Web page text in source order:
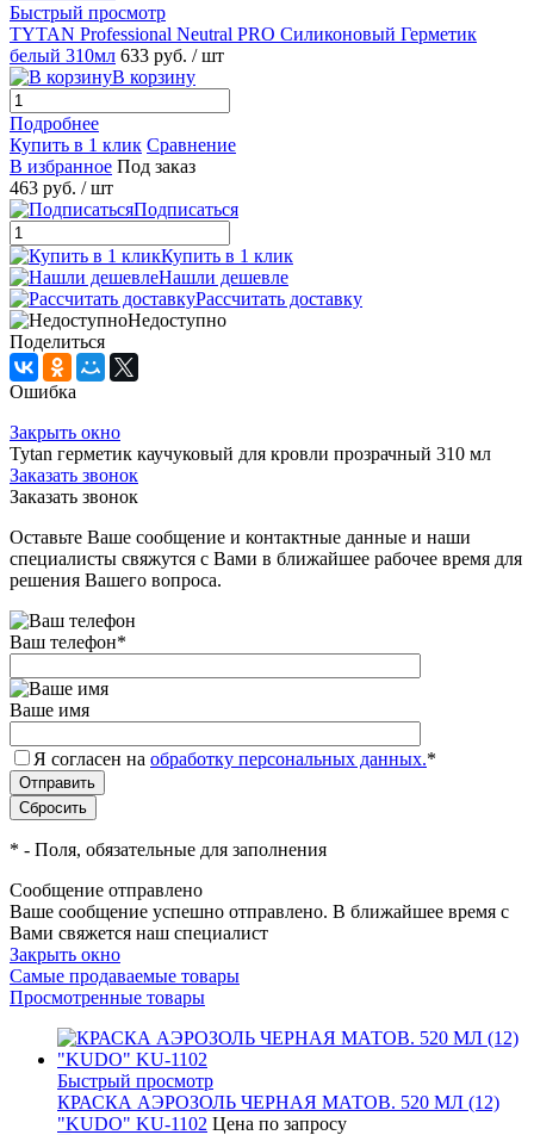
Быстрый просмотр
TYTAN Professional Neutral PRO Силиконовый Герметик
белый 310мл 633 руб. / шт
В корзину
Подробнее
Купить в 1 клик Сравнение
В избранное Под заказ
463 руб. / шт
Подписаться
Купить в 1 клик
Нашли дешевле
Рассчитать доставку
Недоступно
Поделиться
Ошибка
Закрыть окно
Tytan герметик каучуковый для кровли прозрачный 310 мл
Заказать звонок
Заказать звонок
Оставьте Ваше сообщение и контактные данные и наши
специалисты свяжутся с Вами в ближайшее рабочее время для
решения Вашего вопроса.
Ваш телефон*
Ваше имя
Я согласен на обработку персональных данных.*
* - Поля, обязательные для заполнения
Сообщение отправлено
Ваше сообщение успешно отправлено. В ближайшее время с
Вами свяжется наш специалист
Закрыть окно
Самые продаваемые товары
Просмотренные товары
Быстрый просмотр
КРАСКА АЭРОЗОЛЬ ЧЕРНАЯ МАТОВ. 520 МЛ (12)
"KUDO" KU-1102 Цена по запросу